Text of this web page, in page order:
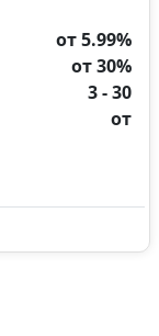
от 5.99%
от 30%
3 - 30
от